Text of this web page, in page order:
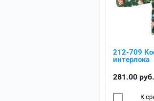
212-709
интерлока
281.00 руб.
К